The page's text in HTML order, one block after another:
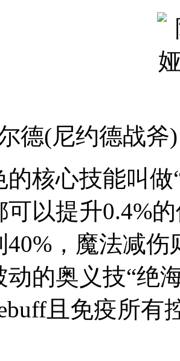
德(尼约德战斧)
的核心技能叫
可以提升0.4%
40%，魔法减
动的奥义技“绝
且免疫所有